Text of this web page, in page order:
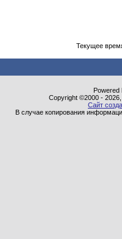
Текущее
Powered
Copyright ©2000 -
Сайт
В случае копирования